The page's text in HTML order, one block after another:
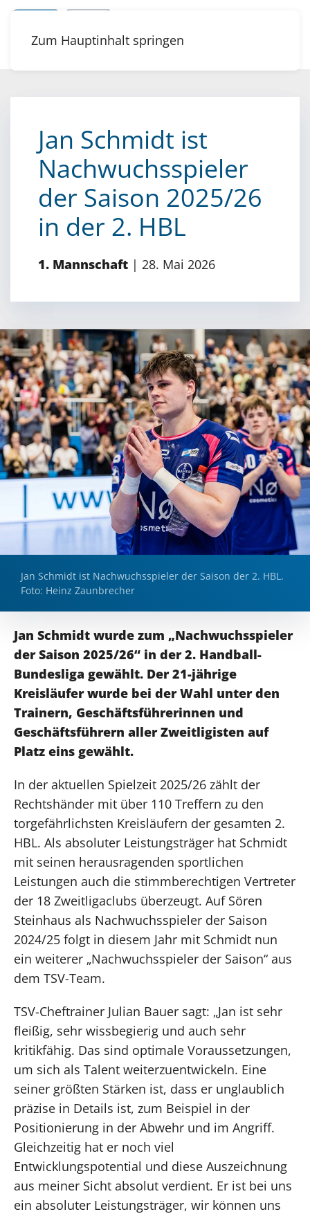
Zum Hauptinhalt springen
Jan Schmidt ist
Nachwuchsspieler
der Saison 2025/26
in der 2. HBL
1. Mannschaft | 28. Mai 2026
Jan Schmidt ist Nachwuchsspieler der Saison der 2. HBL.
Foto: Heinz Zaunbrecher
Jan Schmidt wurde zum „Nachwuchsspieler
der Saison 2025/26“ in der 2. Handball-
Bundesliga gewählt. Der 21-jährige
Kreisläufer wurde bei der Wahl unter den
Trainern, Geschäftsführerinnen und
Geschäftsführern aller Zweitligisten auf
Platz eins gewählt.
In der aktuellen Spielzeit 2025/26 zählt der
Rechtshänder mit über 110 Treffern zu den
torgefährlichsten Kreisläufern der gesamten 2.
HBL. Als absoluter Leistungsträger hat Schmidt
mit seinen herausragenden sportlichen
Leistungen auch die stimmberechtigen Vertreter
der 18 Zweitligaclubs überzeugt. Auf Sören
Steinhaus als Nachwuchsspieler der Saison
2024/25 folgt in diesem Jahr mit Schmidt nun
ein weiterer „Nachwuchsspieler der Saison“ aus
dem TSV-Team.
TSV-Cheftrainer Julian Bauer sagt: „Jan ist sehr
fleißig, sehr wissbegierig und auch sehr
kritikfähig. Das sind optimale Voraussetzungen,
um sich als Talent weiterzuentwickeln. Eine
seiner größten Stärken ist, dass er unglaublich
präzise in Details ist, zum Beispiel in der
Positionierung in der Abwehr und im Angriff.
Gleichzeitig hat er noch viel
Entwicklungspotential und diese Auszeichnung
aus meiner Sicht absolut verdient. Er ist bei uns
ein absoluter Leistungsträger, wir können uns